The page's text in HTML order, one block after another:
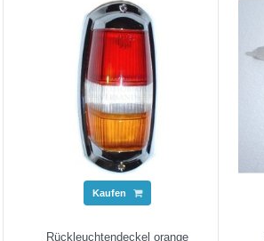
Kaufen
Rückleuchtendeckel orange